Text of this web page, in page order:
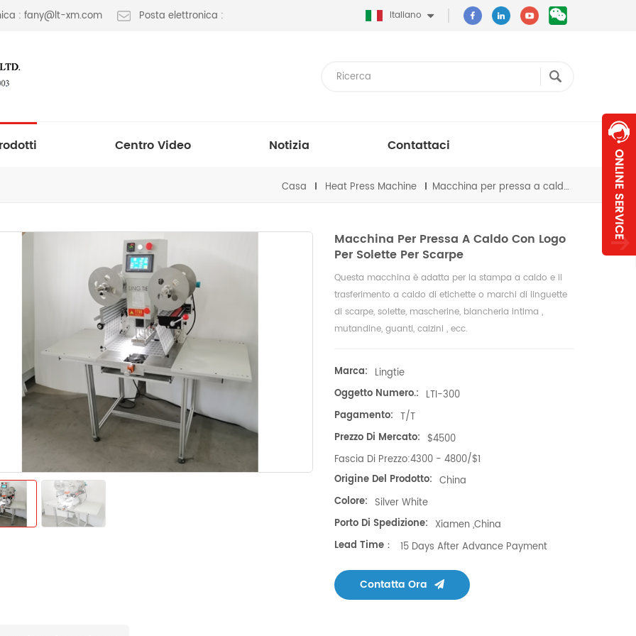
: fany@lt-xm.com Posta elettronica : Italiano
Centro Video Notizia Contattaci
Casa Heat Press Machine Macchina per pressa a caldo con logo per solette per scarpe
Macchina Per Pressa A Caldo Con Logo
Per Solette Per Scarpe
Questa macchina è adatta per la stampa a caldo e il
trasferimento a caldo di etichette o marchi di linguette
di scarpe, solette, mascherine, biancheria intima ,
mutandine, guanti, calzini ,ecc.
Marca: Lingtie
Oggetto Numero.: LTI-300
Pagamento: T/T
Prezzo Di Mercato: $4500
Fascia Di Prezzo:4300 - 4800/$1
Origine Del Prodotto: China
Colore: Silver White
Porto Di Spedizione: Xiamen ,China
Lead Time：
15 Days After Advance Payment
Contatta Ora